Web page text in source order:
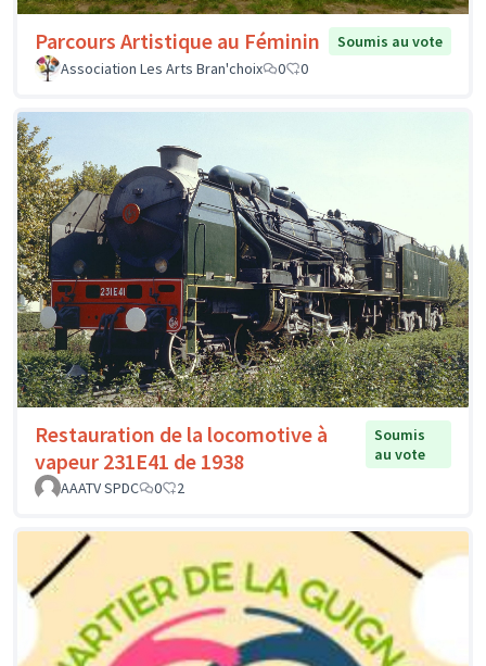
Parcours Artistique au Féminin
Soumis au vote
Association Les Arts Bran'choix
0 0
Restauration de la locomotive à
vapeur 231E41 de 1938
Soumis
au vote
AAATV SPDC
0 2